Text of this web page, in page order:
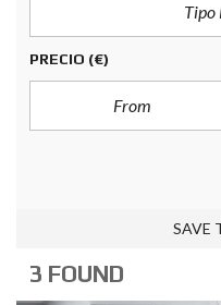
Tipo
PRECIO (€)
SAVE
3 FOUND